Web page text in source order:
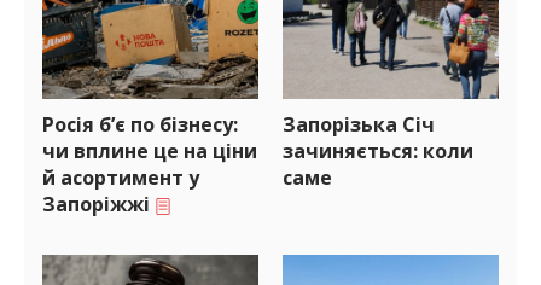
Росія б’є по бізнесу:
чи вплине це на ціни
й асортимент у
Запоріжжі
Запорізька Січ
зачиняється: коли
саме